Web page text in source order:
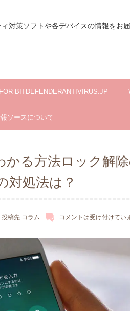
対策ソフトや各デバイスの情報をお届
BITDEFENDERANTIVIRUS.JP
ソースについて
かる方法ロック解
対処法は？
投稿先 コラム コメントは受け付けてい